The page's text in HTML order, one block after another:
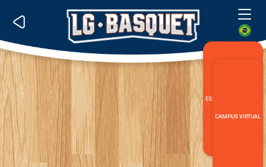
ESPECIALIZACIÓN LG
CAMPUS VIRTUAL